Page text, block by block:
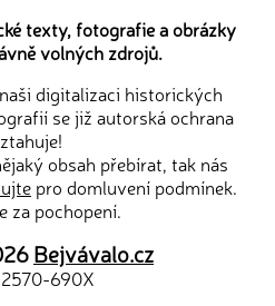
texty, fotografie a obrázky
volných zdrojů.
digitalizaci historických
se již autorská ochrana
obsah přebírat, tak nás
pro domluvení podmínek.
za pochopení.
Bejvávalo.cz
2570-690X